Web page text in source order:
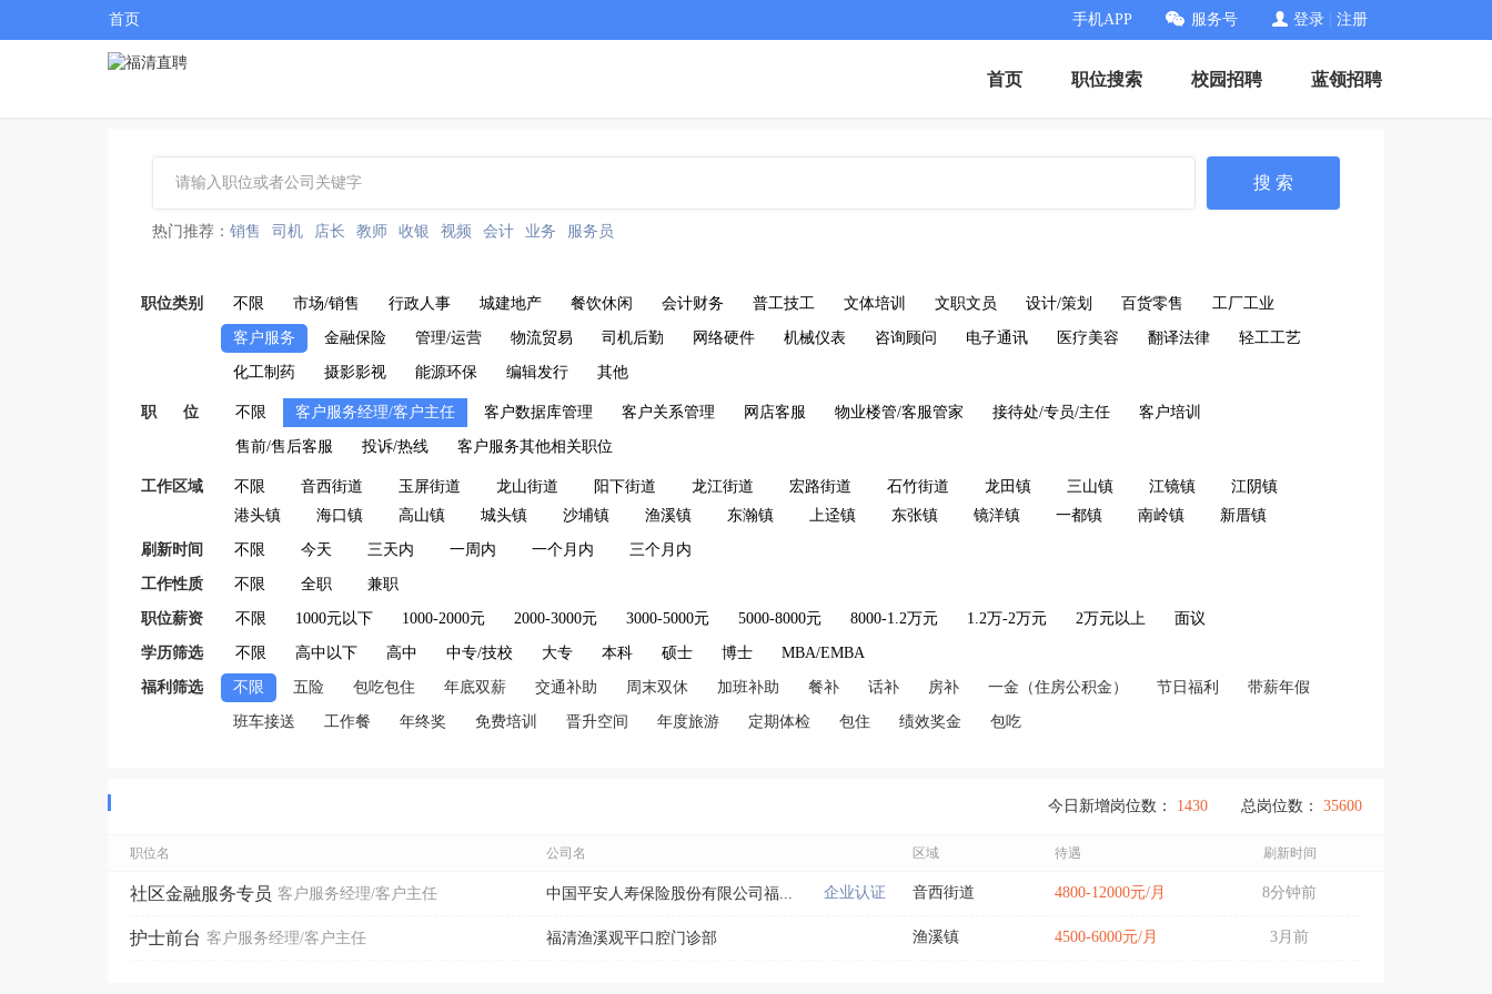
首页 手机APP 服务号 登录 注册
首页 职位搜索 校园招聘 蓝领招聘
搜 索
热门推荐： 销售 司机 店长 教师 收银 视频 会计 业务 服务员
职位类别 不限 市场/销售 行政人事 城建地产 餐饮休闲 会计财务 普工技工 文体培训 文职文员 设计/策划 百货零售 工厂工业
客户服务 金融保险 管理/运营 物流贸易 司机后勤 网络硬件 机械仪表 咨询顾问 电子通讯 医疗美容 翻译法律 轻工工艺
化工制药 摄影影视 能源环保 编辑发行 其他
职 位 不限 客户服务经理/客户主任 客户数据库管理 客户关系管理 网店客服 物业楼管/客服管家 接待处/专员/主任 客户培训
售前/售后客服 投诉/热线 客户服务其他相关职位
工作区域 不限 音西街道 玉屏街道 龙山街道 阳下街道 龙江街道 宏路街道 石竹街道 龙田镇 三山镇 江镜镇
江阴镇
港头镇
海口镇 高山镇 城头镇 沙埔镇 渔溪镇 东瀚镇 上迳镇 东张镇 镜洋镇 一都镇 南岭镇 新厝镇
刷新时间 不限 今天 三天内 一周内 一个月内 三个月内
工作性质 不限 全职 兼职
职位薪资 不限 1000元以下 1000-2000元 2000-3000元 3000-5000元 5000-8000元 8000-1.2万元 1.2万-2万元 2万元以上 面议
学历筛选 不限 高中以下 高中 中专/技校 大专 本科 硕士 博士 MBA/EMBA
福利筛选 不限 五险 包吃包住 年底双薪 交通补助 周末双休 加班补助 餐补 话补 房补 一金（住房公积金） 节日福利 带薪年假
班车接送 工作餐 年终奖 免费培训 晋升空间 年度旅游 定期体检 包住 绩效奖金 包吃
总岗位数： 35600
今日新增岗位数： 1430
职位名 公司名 区域 待遇 刷新时间
社区金融服务专员 客户服务经理/客户主任 中国平安人寿保险股份有限公司福... 企业认证 音西街道 4800-12000元/月 8分钟前
护士前台 客户服务经理/客户主任 福清渔溪观平口腔门诊部 渔溪镇 4500-6000元/月 3月前